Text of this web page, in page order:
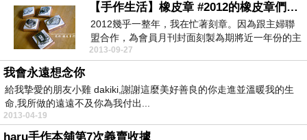
【手作生活】橡皮章 #2012的橡皮章們。之一
2012幾乎一整年，我在忙著刻章。因為跟主婦聯
盟合作，為會員月刊封面刻製為期將近一年份的主
題印章。每...
2013-09-27
我會永遠想念你
給我摯愛的朋友小雞 dakiki,謝謝這麼美好善良的你走進並溫暖我的生
命,我所做的遠遠不及你為我付出...
2013-04-19
haru手作本舖第7次義賣收據